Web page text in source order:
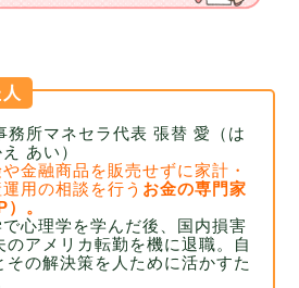
務所マネセラ代表 張替 愛（は
あい）
金融商品を販売せずに家計・
用の相談を行う お金の専門家
）。
で心理学を学んだ後、国内損害
のアメリカ転勤を機に退職。自
その解決策を人ために活かすた